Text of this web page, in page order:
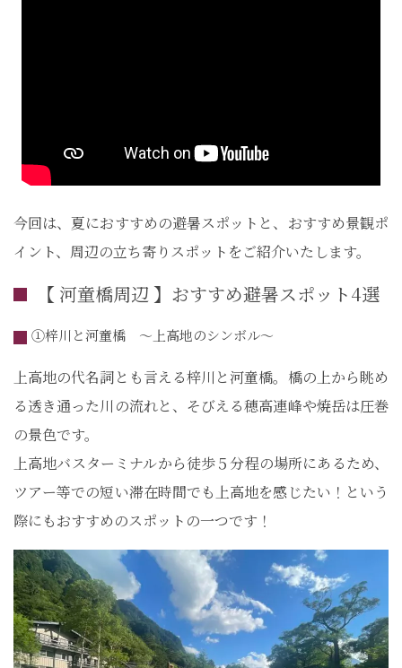
今回は、夏におすすめの避暑スポットと、おすすめ景観ポ
イント、周辺の立ち寄りスポットをご紹介いたします。
【 河童橋周辺 】おすすめ避暑スポット4選
①梓川と河童橋 ～上高地のシンボル～
上高地の代名詞とも言える梓川と河童橋。橋の上から眺め
る透き通った川の流れと、そびえる穂高連峰や焼岳は圧巻
の景色です。
上高地バスターミナルから徒歩５分程の場所にあるため、
ツアー等での短い滞在時間でも上高地を感じたい！という
際にもおすすめのスポットの一つです！